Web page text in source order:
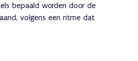
bepaald worden door de
volgens een ritme dat